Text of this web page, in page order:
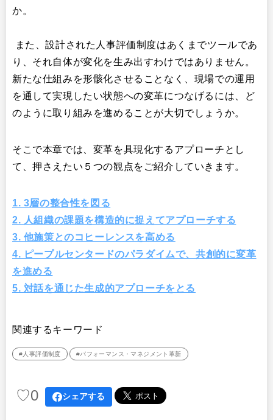
か。
また、設計された人事評価制度はあくまでツールであ
り、それ自体が変化を生み出すわけではありません。
新たな仕組みを形骸化させることなく、現場での運用
を通して実現したい状態への変革につなげるには、ど
のように取り組みを進めることが大切でしょうか。
そこで本章では、変革を具現化するアプローチとし
て、押さえたい５つの観点をご紹介していきます。
1. 3層の整合性を図る
2. 人組織の課題を構造的に捉えてアプローチする
3. 他施策とのコヒーレンスを高める
4. ピープルセンタードのパラダイムで、共創的に変革
を進める
5. 対話を通じた生成的アプローチをとる
関連するキーワード
#人事評価制度 #パフォーマンス・マネジメント革新
♡0 シェアする